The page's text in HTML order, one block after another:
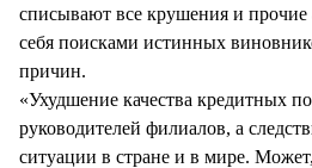
списывают все крушения и прочие
себя поисками истинных
причин.
«Ухудшение качества кредитных
руководителей филиалов, а
ситуации в стране и в мире.